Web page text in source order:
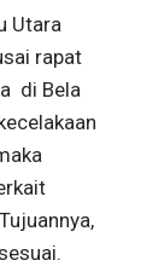
Utara
rapat
di Bela